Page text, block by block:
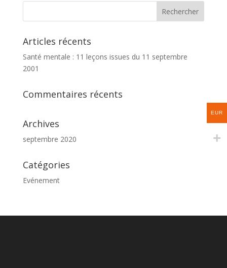
Articles récents
Santé mentale : 11 leçons issues du 11 septembre
2001
Commentaires récents
Archives
septembre 2020
Catégories
Evénement
EUR